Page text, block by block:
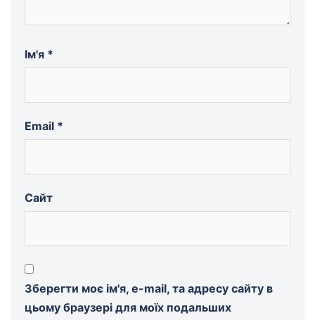
Ім'я *
Email *
Сайт
Зберегти моє ім'я, e-mail, та адресу сайту в
цьому браузері для моїх подальших